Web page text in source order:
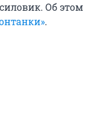
Об этом
.